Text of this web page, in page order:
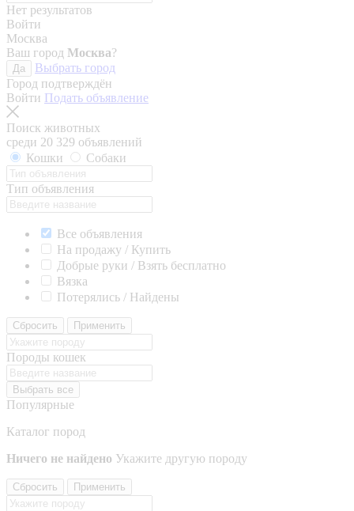
Нет результатов
Войти
Москва
Ваш город Москва?
Да
Выбрать город
Город подтверждён
Войти Подать объявление
Поиск животных
среди 20 329 объявлений
Кошки
Собаки
Тип объявления
Все объявления
На продажу / Купить
Добрые руки / Взять бесплатно
Вязка
Потерялись / Найдены
Сбросить Применить
Породы кошек
Выбрать все
Популярные
Каталог пород
Ничего не найдено Укажите другую породу
Сбросить Применить